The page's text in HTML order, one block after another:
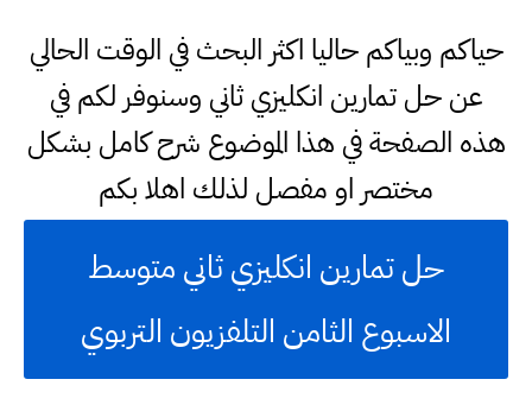
حياكم وبياكم حاليا اكثر البحث في الوقت الحالي
عن حل تمارين انكليزي ثاني وسنوفر لكم في
هذه الصفحة في هذا الموضوع شرح كامل بشكل
مختصر او مفصل لذلك اهلا بكم
حل تمارين انكليزي ثاني متوسط
الاسبوع الثامن التلفزيون التربوي